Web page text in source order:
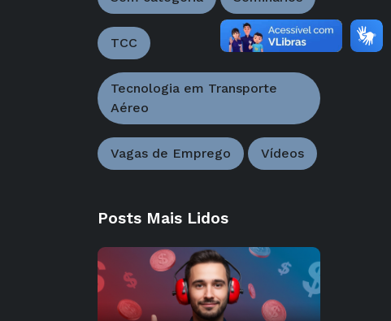
TCC
Tecnologia em Transporte
Aéreo
Vagas de Emprego Vídeos
Posts Mais Lidos